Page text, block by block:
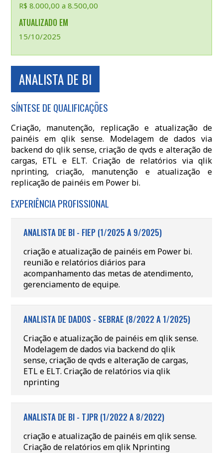
R$ 8.000,00 a 8.500,00
ATUALIZADO EM
15/10/2025
ANALISTA DE BI
SÍNTESE DE QUALIFICAÇÕES
Criação, manutenção, replicação e atualização de
painéis em qlik sense. Modelagem de dados via
backend do qlik sense, criação de qvds e alteração de
cargas, ETL e ELT. Criação de relatórios via qlik
nprinting, criação, manutenção e atualização e
replicação de painéis em Power bi.
EXPERIÊNCIA PROFISSIONAL
ANALISTA DE BI - FIEP (1/2025 A 9/2025)
criação e atualização de painéis em Power bi.
reunião e relatórios diários para
acompanhamento das metas de atendimento,
gerenciamento de equipe.
ANALISTA DE DADOS - SEBRAE (8/2022 A 1/2025)
Criação e atualização de painéis em qlik sense.
Modelagem de dados via backend do qlik
sense, criação de qvds e alteração de cargas,
ETL e ELT. Criação de relatórios via qlik
nprinting
ANALISTA DE BI - TJPR (1/2022 A 8/2022)
criação e atualização de painéis em qlik sense.
Criação de relatórios em qlik Nprinting